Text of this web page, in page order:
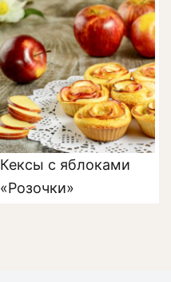
Кексы с яблоками
«Розочки»